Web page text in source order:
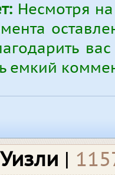
Несмотря
емкий
|